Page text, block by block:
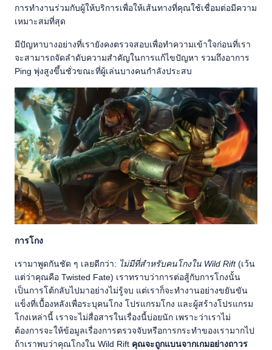
การทำงานร่วมกับผู้ให้บริการเพื่อให้เส้นทางที่คุณใช้เชื่อมต่อมีความ
เหมาะสมที่สุด
มีปัญหาบางอย่างที่เรายังคงตรวจสอบเพื่อทำความเข้าใจก่อนที่เรา
จะสามารถจัดลำดับความสำคัญในการแก้ไขปัญหา รวมถึงอาการ
Ping พุ่งสูงขึ้นชั่วขณะที่ผู้เล่นบางคนกำลังประสบ
การโกง
เรามาพูดกันชัด ๆ เลยดีกว่า: ไม่มีที่สำหรับคนโกงใน Wild Rift(เว้น
แต่ว่าคุณคือ Twisted Fate) เราทราบว่าการต่อสู้กับการโกงนั้น
เป็นการโต้กลับไปมาอย่างไม่รู้จบ แต่เราก็จะทำงานอย่างขยันขัน
แข็งที่เบื้องหลังเพื่อระบุคนโกง โปรแกรมโกง และผู้สร้างโปรแกรม
โกงเหล่านี้ เราจะไม่สื่อสารในเรื่องนี้บ่อยนัก เพราะว่าเราไม่
ต้องการจะให้ข้อมูลเรื่องการตรวจจับหรือการกระทำของเรามากไป
ถ้าเราพบว่าคุณโกงใน Wild Rift คุณจะถูกแบนจากเกมอย่างถาวร